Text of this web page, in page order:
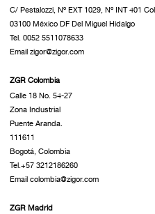
C/ Pestalozzi, Nº EXT 1029, Nº INT 401
03100 México DF Del Miguel Hidalgo
Tel. 0052 5511078633
Email zigor@zigor.com
ZGR Colombia
Calle 18 No. 54-27
Zona Industrial
Puente Aranda.
111611
Bogotá, Colombia
Tel.+57 3212186260
Email colombia@zigor.com
ZGR Madrid